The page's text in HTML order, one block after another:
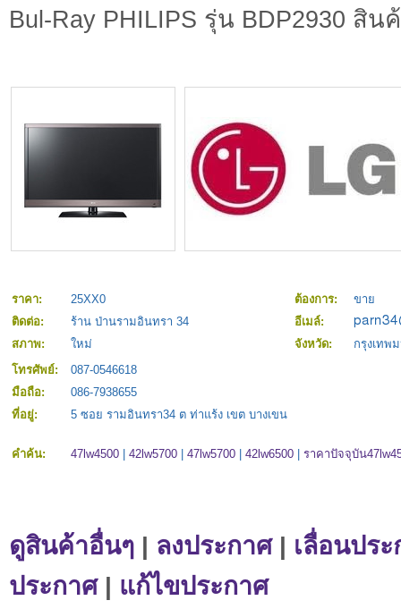
Bul-Ray PHILIPS รุ่น BDP2930 สิน
ราคา: 25XX0 ต้องการ:
ขาย
ติดต่อ:
ร้าน ป่านรามอินทรา 34
อีเมล์:
สภาพ:
ใหม่ จังหวัด:
กรุงเทพ
โทรศัพย์:
087-0546618
มือถือ:
086-7938655
ที่อยู่:
5 ซอย รามอินทรา34 ต ท่าแร้ง เขต บางเขน
คำค้น: 47lw4500 42lw5700 47lw5700 42lw6500 ราคาปัจจุบัน
ดูสินค้าอื่นๆ | ลงประกาศ| เลื่อนปร
ประกาศ| แก้ไขประกาศ